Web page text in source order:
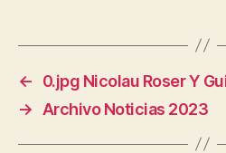
←
0.jpg Nicolau Roser Y
→
Archivo Noticias 2023